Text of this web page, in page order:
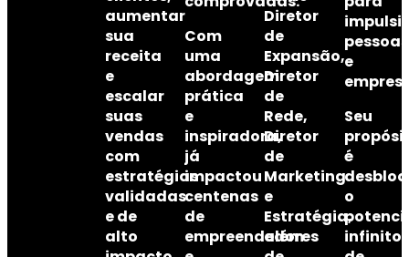
aumentar
sua
receita
e
escalar
suas
vendas
com
estratégias
validadas
e de
alto
Com
uma
abordagem
prática
e
inspiradora,
já
impactou
centenas
de
empreendedores
Diretor
de
Expansão,
Diretor
de
Rede,
Diretor
de
Marketing
e
Estratégia,
além
pessoas
e
Seu
é
o
infinito